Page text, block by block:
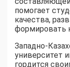
помогает
качества,
формировать
Западно-
университет
гордится